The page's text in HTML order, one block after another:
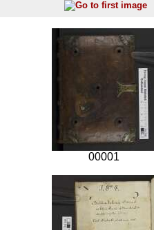
00001